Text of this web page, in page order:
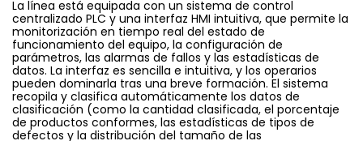
La línea está equipada con un sistema de control
centralizado PLC y una interfaz HMI intuitiva, que permite la
monitorización en tiempo real del estado de
funcionamiento del equipo, la configuración de
parámetros, las alarmas de fallos y las estadísticas de
datos. La interfaz es sencilla e intuitiva, y los operarios
pueden dominarla tras una breve formación. El sistema
recopila y clasifica automáticamente los datos de
clasificación (como la cantidad clasificada, el porcentaje
de productos conformes, las estadísticas de tipos de
defectos y la distribución del tamaño de las